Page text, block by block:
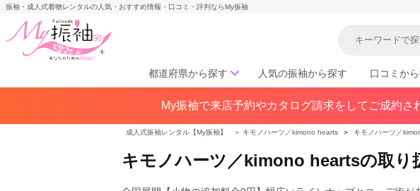
振袖・成人式着物レンタルの人気・おすすめ情報・口コミ・評判ならMy振袖
都道府県から探す
北海道／東北
北海道(141) 青森県(41)
岩手県(30)
福島県(60)
関東
東京都
茨城県
人気の振袖から探す 口コミか
My振袖で来店予約やカタログ請求をしてご成約
成人式振袖レンタル【My振袖】 ＞ キモノハーツ／kimono hearts ＞ キモノハーツ／
キモノハーツ／kimono heartsの取り